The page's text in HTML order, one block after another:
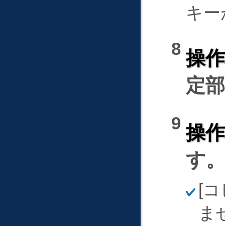
キ
操
定
操
す。
ほ
く
コ
ま